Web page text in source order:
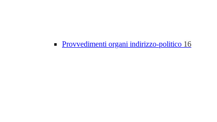
Provvedimenti organi indirizzo-politico 16